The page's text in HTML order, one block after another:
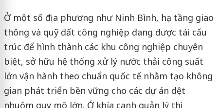
Ở một số địa phương như Ninh Bình, hạ tầng giao
thông và quỹ đất công nghiệp đang được tái cấu
trúc để hình thành các khu công nghiệp chuyên
biệt, sở hữu hệ thống xử lý nước thải công suất
lớn vận hành theo chuẩn quốc tế nhằm tạo không
gian phát triển bền vững cho các dự án dệt
nhuộm quy mô lớn. Ở khía cạnh quản lý thị